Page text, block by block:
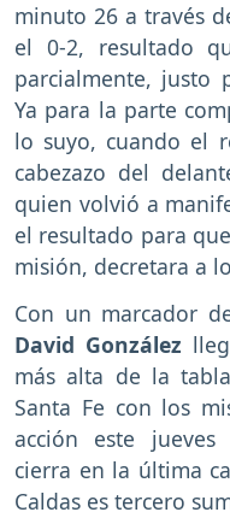
minuto 26 a través
el 0-2, resultado
parcialmente, justo
Ya para la parte
lo suyo, cuando el
cabezazo del
quien volvió a
el resultado para
misión, decretara a
Con un marcador
David González
más alta de la
Santa Fe con los
acción este
cierra en la última
Caldas es tercero